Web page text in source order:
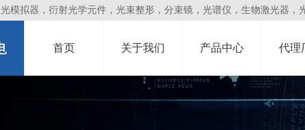
模拟器，衍射光学元件，光束整形，分束镜，光谱仪，生物激光器，
首页 关于我们 产品中心 代理